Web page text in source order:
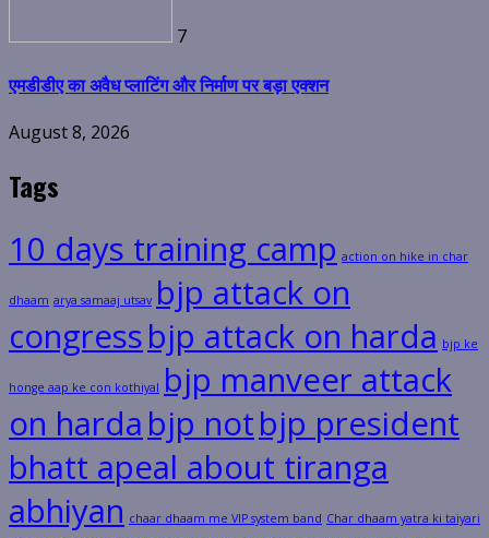
7
एमडीडीए का अवैध प्लाटिंग और निर्माण पर बड़ा एक्शन
August 8, 2026
Tags
10 days training camp action on hike in char
dhaam arya samaaj utsav bjp attack on
congressbjp attack on harda bjp ke
honge aap ke con kothiyal bjp manveer attack
on harda bjp notbjp president
bhatt apeal about tiranga
abhiyan chaar dhaam me VIP system band Char dhaam yatra ki taiyari